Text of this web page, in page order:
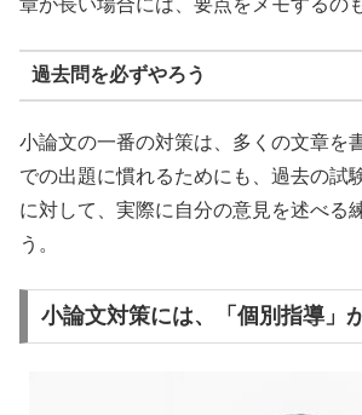
章が長い場合には、要点をメモするの
過去問を必ずやろう
小論文の一番の対策は、多くの文章を
での出題に慣れるためにも、過去の試
に対して、実際に自分の意見を述べる
う。
小論文対策には、「個別指導」